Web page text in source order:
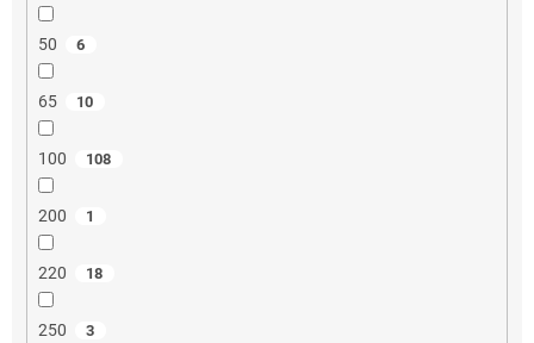
50 6
65 10
100 108
200 1
220 18
250 3